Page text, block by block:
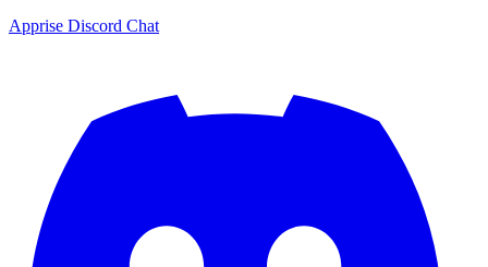
Apprise Discord Chat